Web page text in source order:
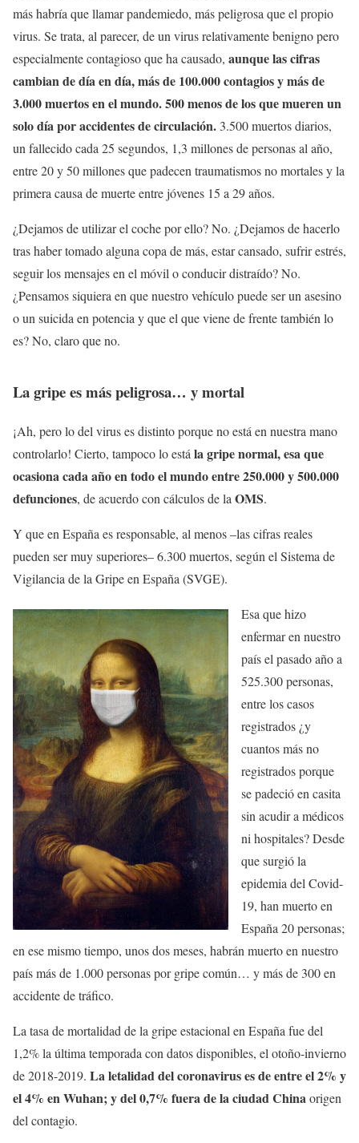
más habría que llamar pandemiedo, más peligrosa que el propio
virus. Se trata, al parecer, de un virus relativamente benigno pero
especialmente contagioso que ha causado, aunque las cifras
cambian de día en día, más de 100.000 contagios y más de
3.000 muertos en el mundo. 500 menos de los que mueren un
solo día por accidentes de circulación. 3.500 muertos diarios,
un fallecido cada 25 segundos, 1,3 millones de personas al año,
entre 20 y 50 millones que padecen traumatismos no mortales y la
primera causa de muerte entre jóvenes 15 a 29 años.
¿Dejamos de utilizar el coche por ello? No. ¿Dejamos de hacerlo
tras haber tomado alguna copa de más, estar cansado, sufrir estrés,
seguir los mensajes en el móvil o conducir distraído? No.
¿Pensamos siquiera en que nuestro vehículo puede ser un asesino
o un suicida en potencia y que el que viene de frente también lo
es? No, claro que no.
La gripe es más peligrosa… y mortal
¡Ah, pero lo del virus es distinto porque no está en nuestra mano
controlarlo! Cierto, tampoco lo está la gripe normal, esa que
ocasiona cada año en todo el mundo entre 250.000 y 500.000
defunciones, de acuerdo con cálculos de la OMS.
Y que en España es responsable, al menos –las cifras reales
pueden ser muy superiores– 6.300 muertos, según el Sistema de
Vigilancia de la Gripe en España (SVGE).
Esa que hizo
enfermar en nuestro
país el pasado año a
525.300 personas,
entre los casos
registrados ¿y
cuantos más no
registrados porque
se padeció en casita
sin acudir a médicos
ni hospitales? Desde
que surgió la
epidemia del Covid-
19, han muerto en
España 20 personas;
en ese mismo tiempo, unos dos meses, habrán muerto en nuestro
país más de 1.000 personas por gripe común… y más de 300 en
accidente de tráfico.
La tasa de mortalidad de la gripe estacional en España fue del
1,2% la última temporada con datos disponibles, el otoño-invierno
de 2018-2019. La letalidad del coronavirus es de entre el 2% y
el 4% en Wuhan; y del 0,7% fuera de la ciudad Chinaorigen
del contagio.